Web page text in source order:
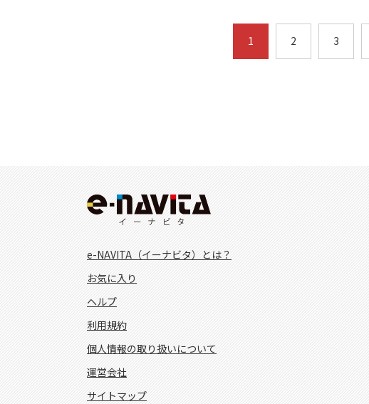
1 2 3
e-NAVITA（イーナビタ）とは？
お気に入り
ヘルプ
利用規約
個人情報の取り扱いについて
運営会社
サイトマップ